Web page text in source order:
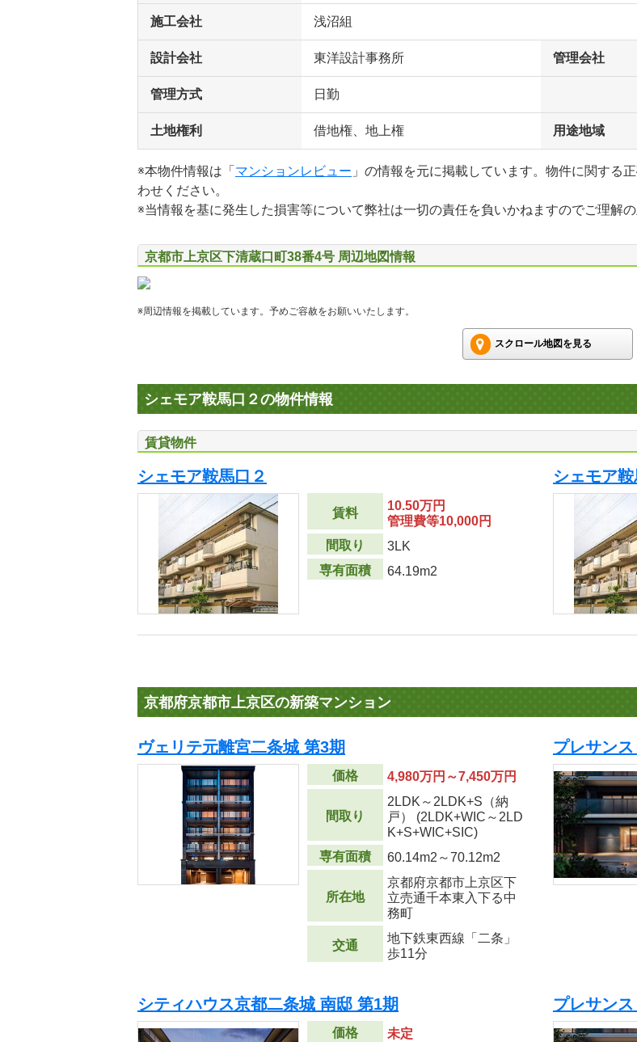
施工会社 浅沼組
設計会社 東洋設計事務所 管理会社
管理方式 日勤
土地権利 借地権、地上権 用途地域
※本物件情報は「 マンションレビュー 」の情報を元に掲載しています。物件に関する
わせください。
※当情報を基に発生した損害等について弊社は一切の責任を負いかねますのでご理解の
京都市上京区下清蔵口町38番4号 周辺地図情報
※周辺情報を掲載しています。予めご容赦をお願いいたします。
スクロール地図を見る
シェモア鞍馬口２の物件情報
賃貸物件
シェモア鞍馬口２
賃料
10.50万円
管理費等10,000円
間取り
3LK
専有面積
64.19m2
シェモア鞍
京都府京都市上京区の新築マンション
ヴェリテ元離宮二条城 第3期
価格 4,980万円～7,450万円
間取り
2LDK～2LDK+S（納
戸） (2LDK+WIC～2LD
K+S+WIC+SIC)
専有面積
60.14m2 ～70.12m2
所在地
京都府京都市上京区下
立売通千本東入下る中
務町
交通
地下鉄東西線「二条」
歩11分
プレサン
シティハウス京都二条城 南邸 第1期
価格
未定
プレサン